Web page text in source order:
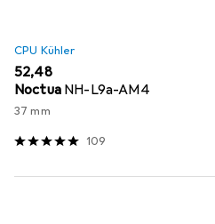
CPU Kühler
EUR
52,48
Noctua NH-L9a-AM4
37 mm
109